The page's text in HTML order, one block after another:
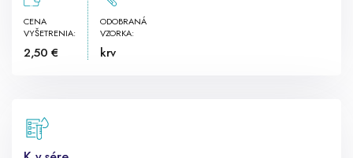
CENA
VYŠETRENIA:
2,50 €
ODOBRANÁ
VZORKA:
krv